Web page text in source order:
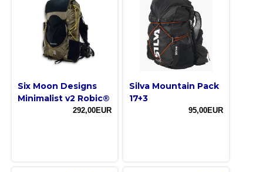
Six Moon Designs
Minimalist v2 Robic®
292,00EUR
Silva Mountain Pack
17+3
95,00EUR